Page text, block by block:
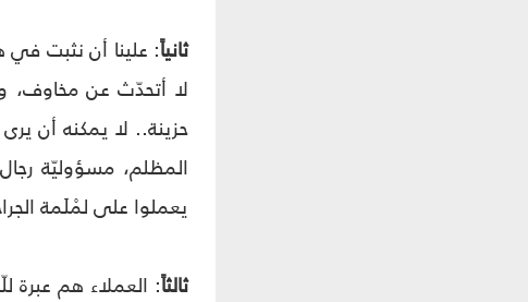
ثانياً: علينا أن نثبت في
لا أتحدّث عن مخاوف،
حزينة.. لا يمكنه أن
المظلم، مسؤوليّة
يعملوا على لمْلَمة
ثالثاً: العملاء هم عبرة